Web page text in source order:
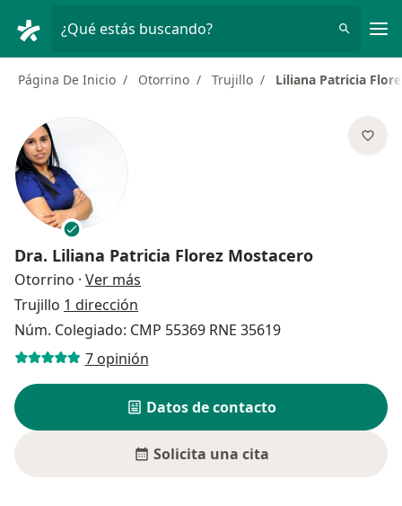
¿Qué estás buscando?
Página De Inicio Otorrino Trujillo Liliana Patricia
Dra. Liliana Patricia Florez Mostacero
Otorrino · Ver más
Trujillo 1 dirección
Núm. Colegiado: CMP 55369 RNE 35619
7 opinión
Datos de contacto
Solicita una cita